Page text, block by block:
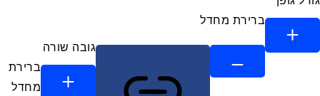
ברירת מחדל
גובה שורה
ברירת
מחדל